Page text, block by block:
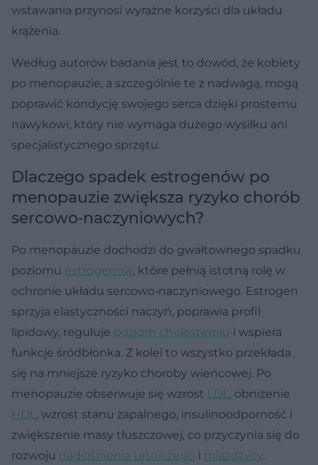
wstawania przynosi wyraźne korzyści dla układu
krążenia.
Według autorów badania jest to dowód, że kobiety
po menopauzie, a szczególnie te z nadwagą, mogą
poprawić kondycję swojego serca dzięki prostemu
nawykowi, który nie wymaga dużego wysiłku ani
specjalistycznego sprzętu.
Dlaczego spadek estrogenów po
menopauzie zwiększa ryzyko chorób
sercowo‑naczyniowych?
Po menopauzie dochodzi do gwałtownego spadku
poziomu estrogenów, które pełnią istotną rolę w
ochronie układu sercowo‑naczyniowego. Estrogen
sprzyja elastyczności naczyń, poprawia profil
lipidowy, reguluje poziom cholesterolu i wspiera
funkcje śródbłonka. Z kolei to wszystko przekłada
się na mniejsze ryzyko choroby wieńcowej. Po
menopauzie obserwuje się wzrost LDL , obniżenie
HDL , wzrost stanu zapalnego, insulinoodporność i
zwiększenie masy tłuszczowej, co przyczynia się do
rozwoju nadciśnienia tętniczego i miażdżycy.